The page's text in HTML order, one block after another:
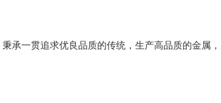
承一贯追求优良品质的传统，生产高品质的金属